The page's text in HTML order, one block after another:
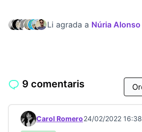
Li agrada a Núria Alonso
9 comentaris
Comentari 22821
Carol Romero24/02/2022 16:38